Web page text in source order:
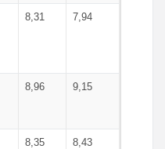
8,31 7,94
8,96 9,15
8,35 8,43